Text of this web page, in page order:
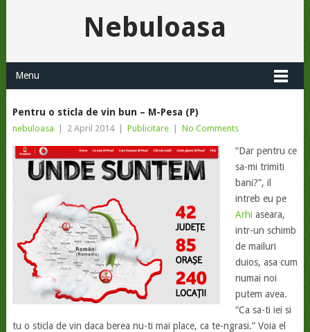
Nebuloasa
Menu
Pentru o sticla de vin bun – M-Pesa (P)
nebuloasa 2 April 2014 Publicitare No Comments
“Dar pentru ce
sa-mi trimiti
bani?”, il
intreb eu pe
Arhi aseara,
intr-un schimb
de mailuri
duios, asa cum
numai noi
putem avea.
“Ca sa-ti iei si
tu o sticla de vin daca berea nu-ti mai place, ca te-ngrasi.” Voia el